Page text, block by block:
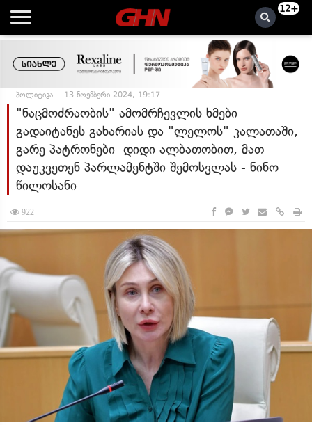
12+
პოლიტიკა 13 ნოემბერი 2024, 19:17
"ნაცმოძრაობის" ამომრჩევლის ხმები
გადაიტანეს გახარიას და "ლელოს" კალათაში,
გარე პატრონები დიდი ალბათობით, მათ
დაუკვეთენ პარლამენტში შემოსვლას - ნინო
წილოსანი
922